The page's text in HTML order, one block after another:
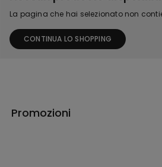
La pagina che hai selezionato non
CONTINUA LO SHOPPING
Promozioni